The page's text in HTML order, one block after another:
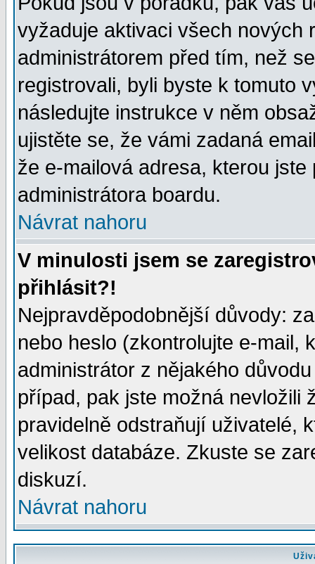
vyžaduje aktivaci všech nových
administrátorem před tím, než
registrovali, byli byste k tomuto
následujte instrukce v něm
ujistěte se, že vámi zadaná
že e-mailová adresa, kterou
administrátora boardu.
Návrat nahoru
V minulosti jsem se
přihlásit?!
Nejpravděpodobnější důvody:
nebo heslo (zkontrolujte e-mail,
administrátor z nějakého
případ, pak jste možná nevložili
pravidelně odstraňují uživatelé,
velikost databáze. Zkuste se
diskuzí.
Návrat nahoru